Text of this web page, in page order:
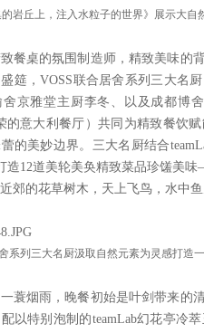
的岩丘上，注入水粒子的世界》展示大自
餐桌的氛围制造师，精致美味的
筵，VOSS联合居舍系列三大名
京雅堂主厨李冬、以及成都博
的意大利餐厅）共同为精致餐饮
的美妙边界。三大名厨结合
造12道美轮美奂精致菜品珍馐美
郊的花草树木，天上飞鸟，水中
系列三大名厨汲取自然元素为灵感打造
蓑烟雨，晚餐初始是叶剑带来的
以特别泡制的teamLab幻花亭冷